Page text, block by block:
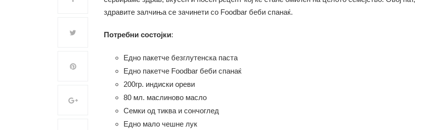
здравите залчиња се зачинети со Foodbar беби спанаќ.
Потребни состојки:
Едно пакетче безглутенска паста
Eдно пакетче Foodbar беби спанаќ
200гр. индиски ореви
80 мл. маслиново масло
Семки од тиква и сончоглед
Едно мало чешне лук